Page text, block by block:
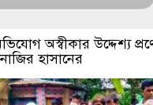
অস্বীকার উদ্দেশ্য
হাসানের